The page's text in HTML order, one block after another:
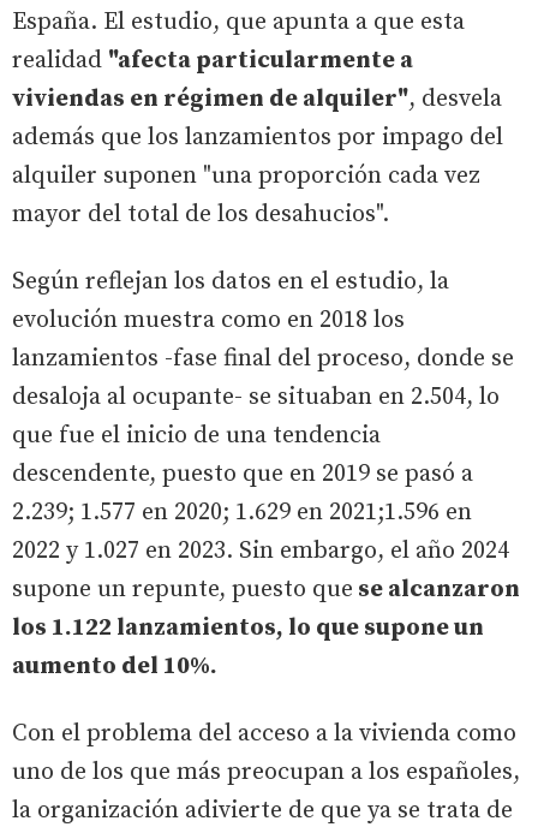
España. El estudio, que apunta a que esta
realidad "afecta particularmente a
viviendas en régimen de alquiler", desvela
además que los lanzamientos por impago del
alquiler suponen "una proporción cada vez
mayor del total de los desahucios".
Según reflejan los datos en el estudio, la
evolución muestra como en 2018 los
lanzamientos -fase final del proceso, donde se
desaloja al ocupante- se situaban en 2.504, lo
que fue el inicio de una tendencia
descendente, puesto que en 2019 se pasó a
2.239; 1.577 en 2020; 1.629 en 2021;1.596 en
2022 y 1.027 en 2023. Sin embargo, el año 2024
supone un repunte, puesto que se alcanzaron
los 1.122 lanzamientos, lo que supone un
aumento del 10%.
Con el problema del acceso a la vivienda como
uno de los que más preocupan a los españoles,
la organización adivierte de que ya se trata de